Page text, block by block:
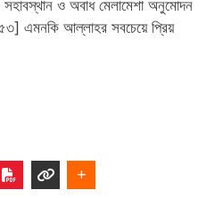
ও অবাধ মেলামেশা অনুমোদন
এমনকি আল্লাহর সবচেয়ে প্রিয়